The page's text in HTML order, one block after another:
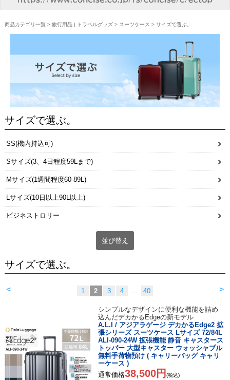
商品カテゴリ一覧 > 旅行用品 | トラベルグッズ> スーツケース > サイズで選ぶ。
サイズで選ぶ。
SS(機内持込可)
Sサイズ(3、4日程度59Lまで)
Mサイズ(1週間程度60-89L)
Lサイズ(10日以上90L以上)
ビジネストロリー
並び替え
サイズで選ぶ。
< >
1 2 3 4 … 40
シンプルなデザインに便利な機能を詰め
込んだデカかるEdgeの新モデル
A.L.I / アジアラゲージ デカかるEdge2 拡
張シリーズ スーツケース Lサイズ 72/84L
ALI-090-24W 拡張機能 静音 キャスタース
トッパー 大型キャスター ウォッシャブル
無料手荷物預け ( キャリーバッグ キャリ
ーケース )
通常価格38,500円 (税込)